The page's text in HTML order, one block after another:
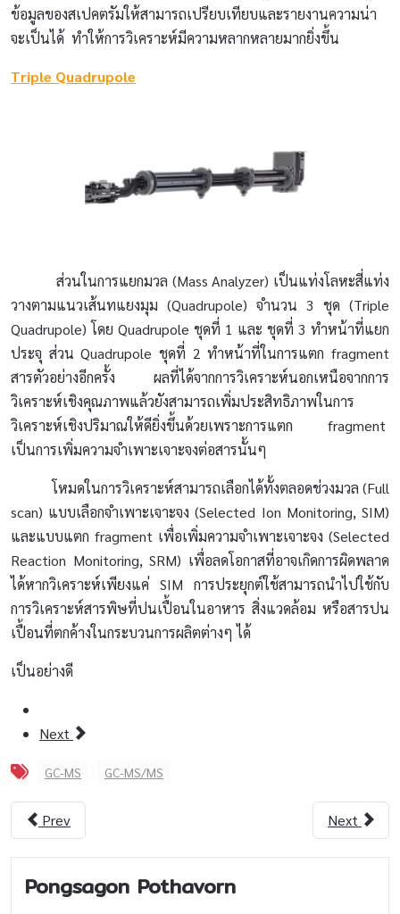
ข้อมูลของสเปคตรัมให้สามารถเปรียบเทียบและรายงานความน่า
จะเป็นได้ ทำให้การวิเคราะห์มีความหลากหลายมากยิ่งขึ้น
Triple Quadrupole
ส่วนในการแยกมวล (Mass Analyzer) เป็นแท่งโลหะสี่แท่ง
วางตามแนวเส้นทแยงมุม (Quadrupole) จำนวน 3 ชุด (Triple
Quadrupole) โดย Quadrupole ชุดที่ 1 และ ชุดที่ 3 ทำหน้าที่แยก
ประจุ ส่วน Quadrupole ชุดที่ 2 ทำหน้าที่ในการแตก fragment
สารตัวอย่างอีกครั้ง ผลที่ได้จากการวิเคราะห์นอกเหนือจากการ
วิเคราะห์เชิงคุณภาพแล้วยังสามารถเพิ่มประสิทธิภาพในการ
วิเคราะห์เชิงปริมาณให้ดียิ่งขึ้นด้วยเพราะการแตก fragment
เป็นการเพิ่มความจำเพาะเจาะจงต่อสารนั้นๆ
โหมดในการวิเคราะห์สามารถเลือกได้ทั้งตลอดช่วงมวล (Full
scan) แบบเลือกจำเพาะเจาะจง (Selected Ion Monitoring, SIM)
และแบบแตก fragment เพื่อเพิ่มความจำเพาะเจาะจง (Selected
Reaction Monitoring, SRM) เพื่อลดโอกาสที่อาจเกิดการผิดพลาด
ได้หากวิเคราะห์เพียงแค่ SIM การประยุกต์ใช้สามารถนำไปใช้กับ
การวิเคราะห์สารพิษที่ปนเปื้อนในอาหาร สิ่งแวดล้อม หรือสารปน
เปื้อนที่ตกค้างในกระบวนการผลิตต่างๆ ได้
เป็นอย่างดี
Next
GC-MS GC-MS/MS
Prev Next
Pongsagon Pothavorn